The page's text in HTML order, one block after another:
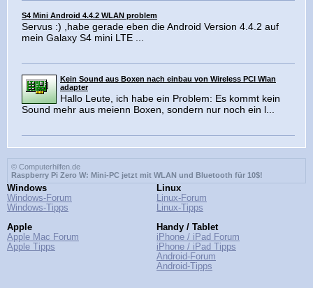
S4 Mini Android 4.4.2 WLAN problem
Servus :) ,habe gerade eben die Android Version 4.4.2 auf
mein Galaxy S4 mini LTE ...
Kein Sound aus Boxen nach einbau von Wireless PCI Wlan
adapter
Hallo Leute, ich habe ein Problem: Es kommt kein
Sound mehr aus meienn Boxen, sondern nur noch ein l...
© Computerhilfen.de
Raspberry Pi Zero W: Mini-PC jetzt mit WLAN und Bluetooth für 10$!
Windows
Windows-Forum
Windows-Tipps
Apple
Apple Mac Forum
Apple Tipps
Linux
Linux-Forum
Linux-Tipps
Handy / Tablet
iPhone / iPad Forum
iPhone / iPad Tipps
Android-Forum
Android-Tipps